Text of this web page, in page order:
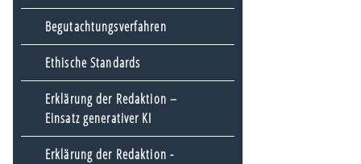
Begutachtungsverfahren
Ethische Standards
Erklärung der Redaktion –
Einsatz generativer KI
Erklärung der Redaktion -